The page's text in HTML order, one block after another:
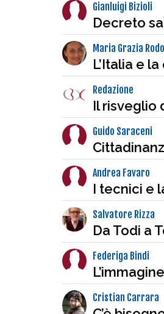
Gianluigi Bizioli
Decreto
Maria Grazia
L’Italia e
Redazione
Il risveglio
Guido Saraceni
Andrea Favaro
I tecnici e
Salvatore Rizza
Da Todi a
Federiga Bindi
Cristian Carrara